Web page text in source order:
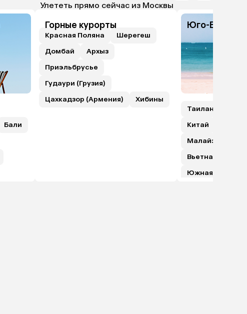
Улететь прямо сейчас из Москвы
Бали
Горные курорты
Красная Поляна
Шерегеш
Домбай
Архыз
Приэльбрусье
Гудаури (Грузия)
Цахкадзор (Армения)
Хибины
Юго-
Таиланд
Китай
Малайзия (с
Вьетнам
Южная Корея